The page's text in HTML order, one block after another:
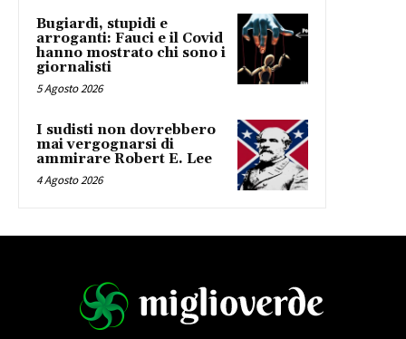
Bugiardi, stupidi e
arroganti: Fauci e il Covid
hanno mostrato chi sono i
giornalisti
5 Agosto 2026
I sudisti non dovrebbero
mai vergognarsi di
ammirare Robert E. Lee
4 Agosto 2026